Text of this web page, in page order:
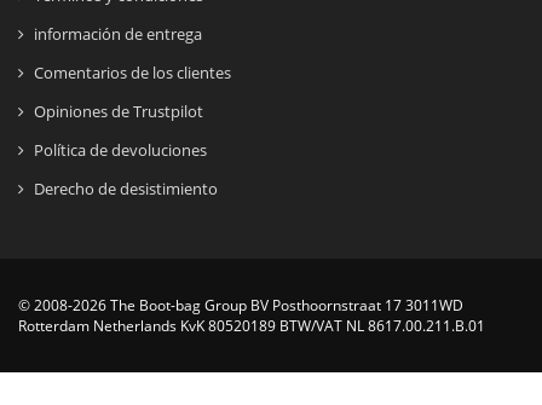
información de entrega
Comentarios de los clientes
Opiniones de Trustpilot
Política de devoluciones
Derecho de desistimiento
© 2008-2026 The Boot-bag Group BV Posthoornstraat 17 3011WD
Rotterdam Netherlands KvK 80520189 BTW/VAT NL 8617.00.211.B.01